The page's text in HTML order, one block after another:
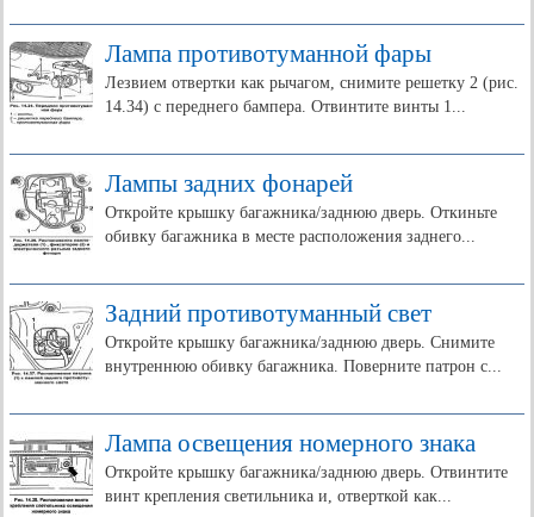
Лампа противотуманной фары
Лезвием отвертки как рычагом, снимите решетку 2 (рис.
14.34) с переднего бампера. Отвинтите винты 1...
Лампы задних фонарей
Откройте крышку багажника/заднюю дверь. Откиньте
обивку багажника в месте расположения заднего...
Задний противотуманный свет
Откройте крышку багажника/заднюю дверь. Снимите
внутреннюю обивку багажника. Поверните патрон с...
Лампа освещения номерного знака
Откройте крышку багажника/заднюю дверь. Отвинтите
винт крепления светильника и, отверткой как...